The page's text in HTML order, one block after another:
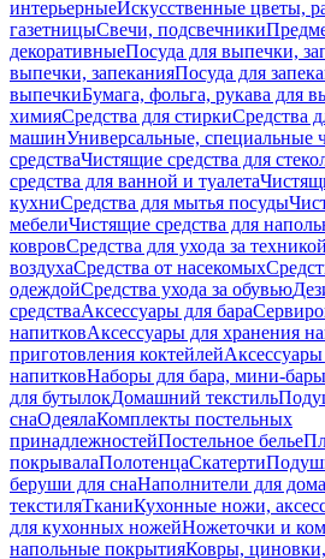
интерьерныеИскусственные цветы,
газетницыСвечи, подсвечники
декоративныеПосуда для выпечки,
выпечки, запеканияПосуда для
выпечкиБумага, фольга, рукава для
химияСредства для стиркиСредства
машинУниверсальные, специальные
средстваЧистящие средства для
средства для ванной и туалета
кухниСредства для мытья посуды
мебелиЧистящие средства для
ковровСредства для ухода за техникой
воздухаСредства от насекомых
одеждойСредства ухода за обувью
средстваАксессуары для бара
напитковАксессуары для хранения
приготовления коктейлей
напитковНаборы для бара, мини-бары
для бутылокДомашний текстиль
снаОдеялаКомплекты постельных
принадлежностейПостельное белье
покрывалаПолотенцаСкатерти
беруши для снаНаполнители для
текстиляТканиКухонные ножи,
для кухонных ножейНожеточки и
напольные покрытияКовры,